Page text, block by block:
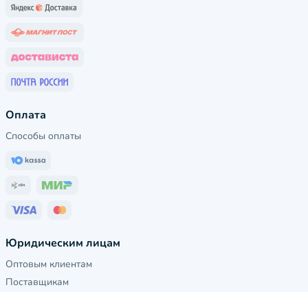
Оплата
Способы оплаты
Юридическим лицам
Оптовым клиентам
Поставщикам